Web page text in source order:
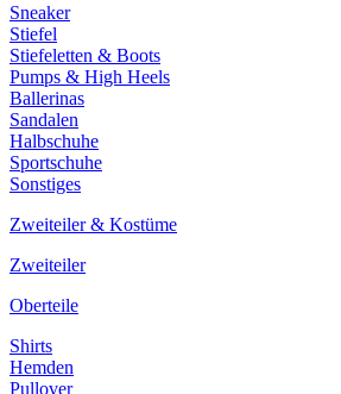
Sneaker
Stiefel
Stiefeletten & Boots
Pumps & High Heels
Ballerinas
Sandalen
Halbschuhe
Sportschuhe
Sonstiges
Zweiteiler & Kostüme
Zweiteiler
Oberteile
Shirts
Hemden
Pullover